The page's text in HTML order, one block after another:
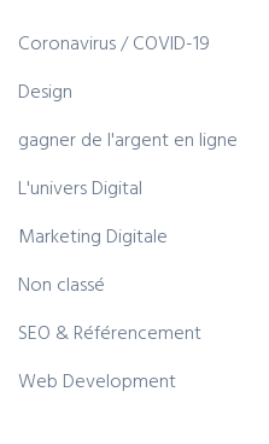
Coronavirus / COVID-19
Design
gagner de l'argent en ligne
L'univers Digital
Marketing Digitale
Non classé
SEO & Référencement
Web Development